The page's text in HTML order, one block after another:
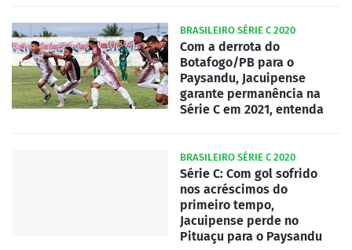
BRASILEIRO SÉRIE C 2020
Com a derrota do
Botafogo/PB para o
Paysandu, Jacuipense
garante permanência na
Série C em 2021, entenda
BRASILEIRO SÉRIE C 2020
Série C: Com gol sofrido
nos acréscimos do
primeiro tempo,
Jacuipense perde no
Pituaçu para o Paysandu